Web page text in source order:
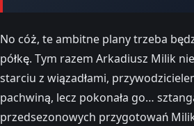
No cóż, te ambitne plany trzeba
półkę. Tym razem Arkadiusz Milik
starciu z wiązadłami,
pachwiną, lecz pokonała go…
przedsezonowych przygotowań